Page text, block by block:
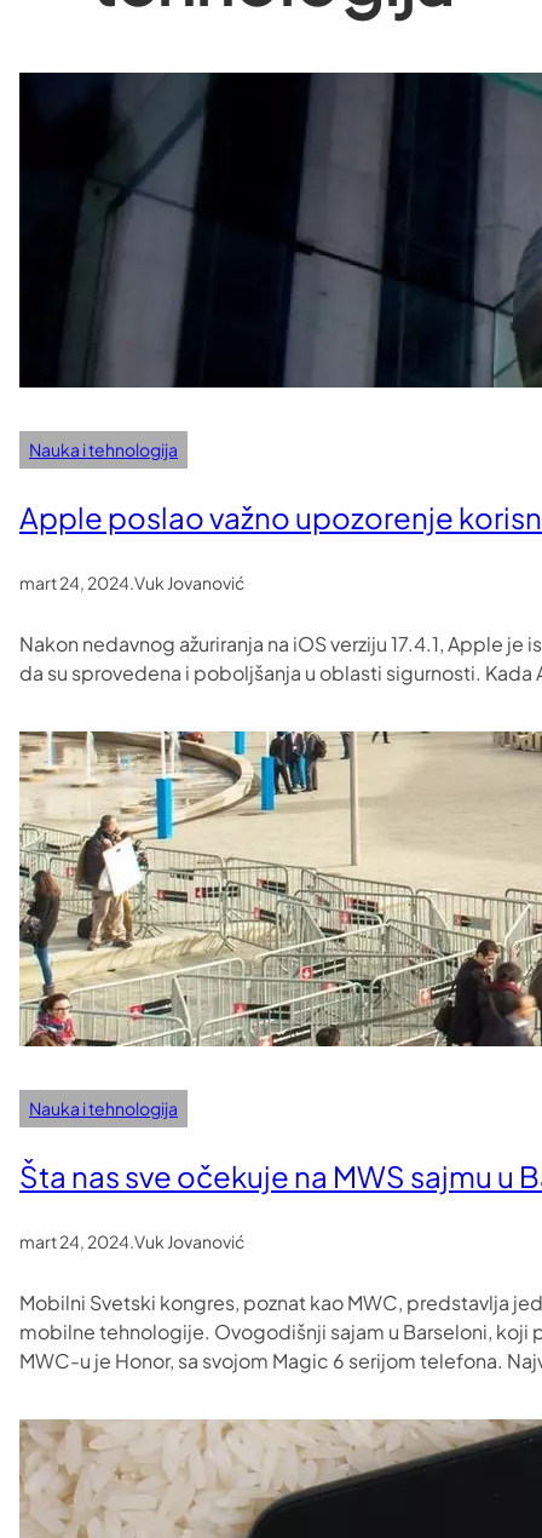
Nauka i tehnologija
Apple poslao važno upozorenje
mart 24, 2024.Vuk Jovanović
Nakon nedavnog ažuriranja na iOS verziju 17.4.1, Apple
da su sprovedena i poboljšanja u oblasti sigurnosti.
Nauka i tehnologija
Šta nas sve očekuje na MWS sajmu u
mart 24, 2024.Vuk Jovanović
Mobilni Svetski kongres, poznat kao MWC, predstavlja
mobilne tehnologije. Ovogodišnji sajam u Barseloni,
MWC-u je Honor, sa svojom Magic 6 serijom telefona.